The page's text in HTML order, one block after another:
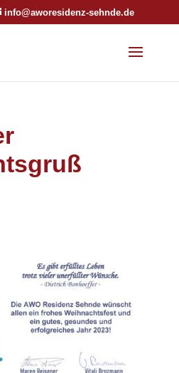
info@aworesidenz-sehnde.de